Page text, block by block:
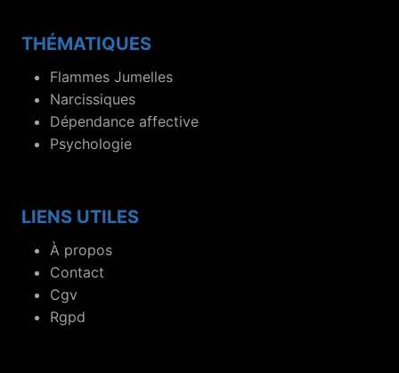
THÉMATIQUES
Flammes Jumelles
Narcissiques
Dépendance affective
Psychologie
LIENS UTILES
À propos
Contact
Cgv
Rgpd